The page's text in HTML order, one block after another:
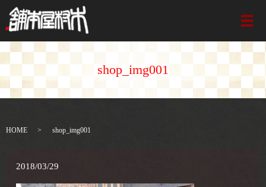
メ
shop_img001
HOME shop_img001
2018/03/29